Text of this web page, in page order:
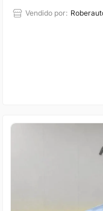
Vendido por: